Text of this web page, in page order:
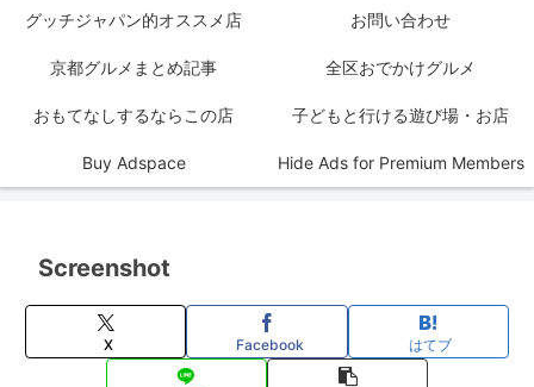
グッチジャパン的オススメ店 お問い合わせ
京都グルメまとめ記事 全区おでかけグルメ
おもてなしするならこの店 子どもと行ける遊び場・お店
Buy Adspace Hide Ads for Premium Members
Screenshot
X Facebook はてブ